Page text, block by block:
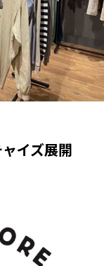
イズ展開